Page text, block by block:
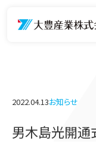
2022.04.13お知らせ
男木島光開通